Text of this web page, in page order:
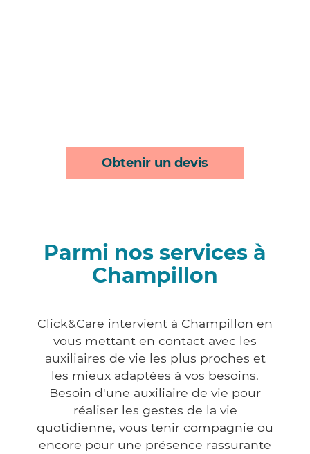
Obtenir un devis
Parmi nos services à
Champillon
Click&Care intervient à Champillon en
vous mettant en contact avec les
auxiliaires de vie les plus proches et
les mieux adaptées à vos besoins.
Besoin d'une auxiliaire de vie pour
réaliser les gestes de la vie
quotidienne, vous tenir compagnie ou
encore pour une présence rassurante